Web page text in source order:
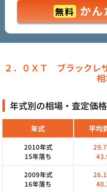
無料 かん
２．０ＸＴ ブラックレ
年式別の相場・査定価格
年式 平均
2010年式
15年落ち
2009年式
16年落ち